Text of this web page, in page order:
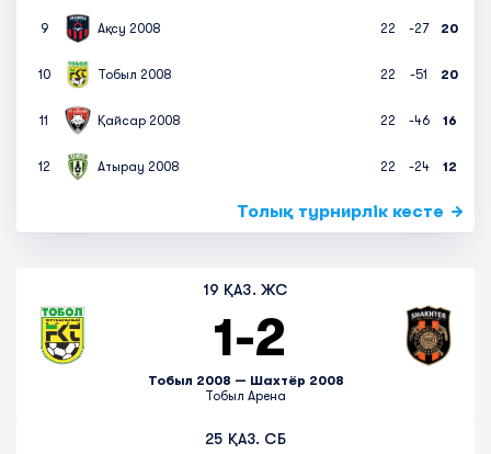
9 Ақсу 2008 22 -27 20
10 Тобыл 2008 22 -51 20
11 Қайсар 2008 22 -46 16
12 Атырау 2008 22 -24 12
Толық турнирлік кесте
25 ҚАЗ. СБ
19 ҚАЗ. ЖС
1-2
Тобыл 2008 — Шахтёр 2008
Тобыл Арена